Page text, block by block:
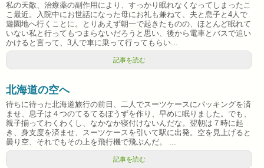
私の天敵、治療薬の副作用により、すっかり眠れなくなってしまったこ
こ最近。入院中にお世話になった母にお礼も兼ねて、夫と息子と4人で
遊園地へ行くことに。とりあえず朝一で起きたものの、ほとんど眠れて
いない私と行ってもつまらないだろうと思い、後から電車とバスで追い
かけると言って、3人で車に乗って行ってもらい...
記事を読む
北海道の空へ
待ちに待った北海道旅行の前日、二人でスーツケースにパッキングを済
ませ、息子は４つのてるてるぼうずを作り、早めに眠りました。でも、
親子揃ってわくわくし、なかなか寝付けないんだな。翌朝は７時に起
き、身支度を済ませ、スーツケースを引いて駅に出発。空を見上げると
曇り空、それでもその上を飛行機で飛ぶんだ。 ...
記事を読む